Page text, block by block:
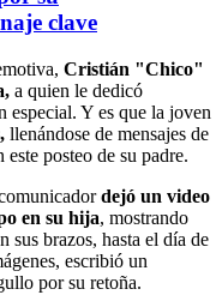
clave
Cristián "Chico"
a quien le dedicó
especial. Y es que la joven
llenándose de mensajes de
posteo de su padre.
dejó un video
en su hija, mostrando
sus brazos, hasta el día de
escribió un
por su retoña.